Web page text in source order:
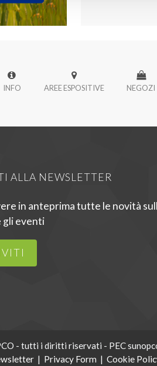
INFO AREE ESPOSITIVE NEGOZI
ALLA NEWSLETTER
in anteprima tutte le novità
eventi
- tutti i diritti riservati - PEC
| Privacy Form | Cookie